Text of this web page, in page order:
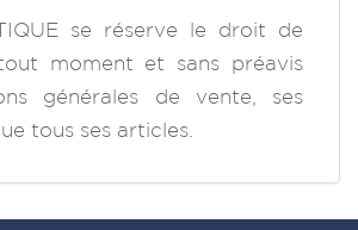
se réserve le droit de
moment et sans préavis
générales de vente, ses
tous ses articles.